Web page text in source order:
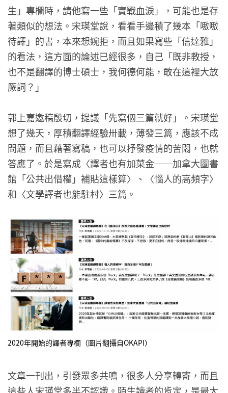
生」專欄時，請他寫一些「實戰血淚」，可能也是存
著類似的想法。宋瑛堂說，看看手邊積了幾本「嗷嗷
待譯」的書，本來想婉拒，而且如果寫些「信達雅」
的看法，這方面的論述已經很多，自己「既非教授，
也不是翻譯的博士碩士，我何德何能，敢在這裡大放
厥詞？」
郭上嘉邀稿殷切，提議「先寫個三篇就好」。宋瑛堂
想了幾天，厚積翻譯經驗卅載，薄發三篇，應該不成
問題，而且藉著寫稿，也可以抒發疫情的苦悶，也就
答應了。於是寫成〈譯者也有加菜金──加拿大圖書
館「公共出借權」補貼這樣算〉、〈惱人的高頻字〉
和〈文學譯者也能駐村〉三篇。
2020年開始的譯者專欄（圖片翻攝自OKAPI）
文章一刊出，引發眾多共鳴，很多人分享轉寄，而且